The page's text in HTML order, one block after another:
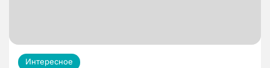
Интересное